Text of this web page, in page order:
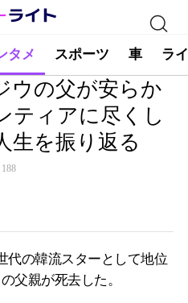
タメ スポーツ 車 ラ
ウの父が安らか
ティアに尽くし
生を振り返る
188
代の韓流スターとして地位
父親が死去した。